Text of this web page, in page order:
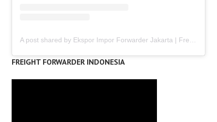
A post shared by Ekspor Impor Forwarder Jakarta | Freight Forwarding Indonesia (@keenamid)
FREIGHT FORWARDER INDONESIA